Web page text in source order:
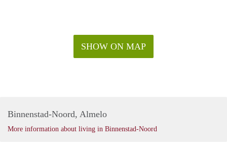
SHOW ON MAP
Binnenstad-Noord, Almelo
More information about living in Binnenstad-Noord